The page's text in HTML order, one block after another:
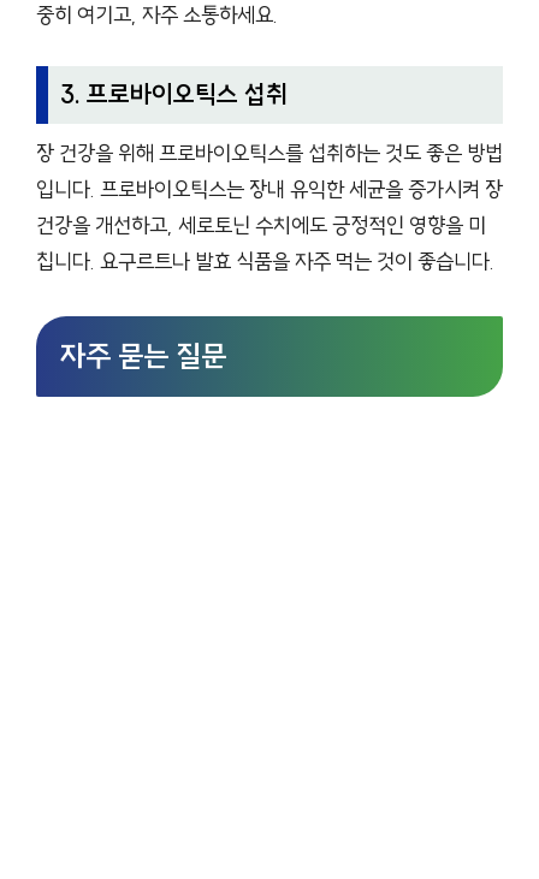
중히 여기고, 자주 소통하세요.
3. 프로바이오틱스 섭취
장 건강을 위해 프로바이오틱스를 섭취하는 것도 좋은 방법
입니다. 프로바이오틱스는 장내 유익한 세균을 증가시켜 장
건강을 개선하고, 세로토닌 수치에도 긍정적인 영향을 미
칩니다. 요구르트나 발효 식품을 자주 먹는 것이 좋습니다.
자주 묻는 질문